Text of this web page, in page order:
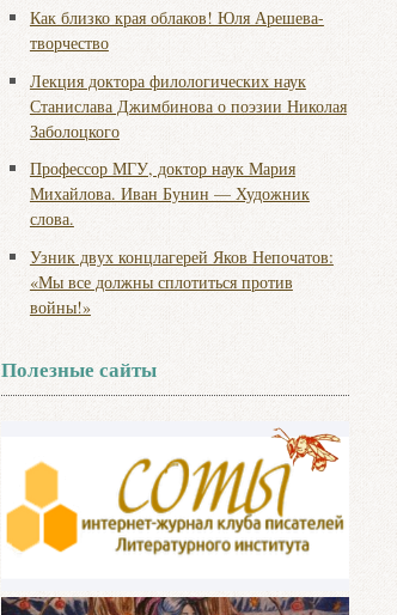
Как близко края облаков! Юля Арешева-
творчество
Лекция доктора филологических наук
Станислава Джимбинова о поэзии Николая
Заболоцкого
Профессор МГУ, доктор наук Мария
Михайлова. Иван Бунин — Художник
слова.
Узник двух концлагерей Яков Непочатов:
«Мы все должны сплотиться против
войны!»
Полезные сайты